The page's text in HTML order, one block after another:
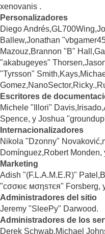
xenovanis .
Personalizadores
Diego
Ballew,Jonathan
Mazouz,Brannon "B"
"akabugeyes"
"Tyrsson"
Escritores de
Michele "Illori"
Spence, y Joshua
Internacionalizadores
Nikola "Dzonny"
Domínguez,Robert Monden,
Marketing
Adish "(F.L.A.M.E.R)"
"cσσкιє мσηѕтєя" Forsberg,
Administradores del sitio
Jeremy "SleePy" Darwood.
Administradores de los
Derek Schwab,Michael